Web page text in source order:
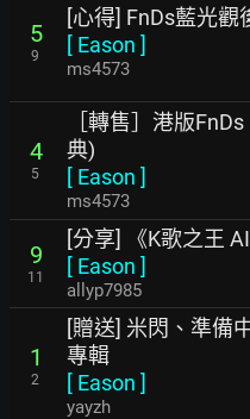
5
9
[心得] FnDs藍光觀
[ Eason ]
ms4573
4
5
［轉售］港版
典)
[ Eason ]
ms4573
9
11
[分享] 《K歌之王
[ Eason ]
allyp7985
1
2
[贈送] 米閃、準備
專輯
[ Eason ]
yayzh